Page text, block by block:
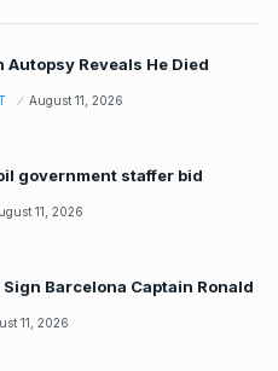
Autopsy Reveals He Died
August 11, 2026
government staffer bid
11, 2026
Sign Barcelona Captain Ronald
11, 2026